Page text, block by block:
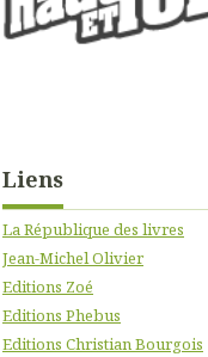
Liens
La République des livres
Jean-Michel Olivier
Editions Zoé
Editions Phebus
Editions Christian Bourgois